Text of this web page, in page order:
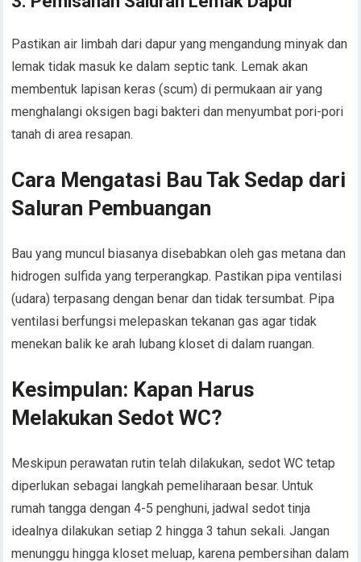
Pastikan air limbah dari dapur yang mengandung minyak dan
lemak tidak masuk ke dalam septic tank. Lemak akan
membentuk lapisan keras (scum) di permukaan air yang
menghalangi oksigen bagi bakteri dan menyumbat pori-pori
tanah di area resapan.
Cara Mengatasi Bau Tak Sedap dari
Saluran Pembuangan
Bau yang muncul biasanya disebabkan oleh gas metana dan
hidrogen sulfida yang terperangkap. Pastikan pipa ventilasi
(udara) terpasang dengan benar dan tidak tersumbat. Pipa
ventilasi berfungsi melepaskan tekanan gas agar tidak
menekan balik ke arah lubang kloset di dalam ruangan.
Kesimpulan: Kapan Harus
Melakukan Sedot WC?
Meskipun perawatan rutin telah dilakukan, sedot WC tetap
diperlukan sebagai langkah pemeliharaan besar. Untuk
rumah tangga dengan 4-5 penghuni, jadwal sedot tinja
idealnya dilakukan setiap 2 hingga 3 tahun sekali. Jangan
menunggu hingga kloset meluap, karena pembersihan dalam